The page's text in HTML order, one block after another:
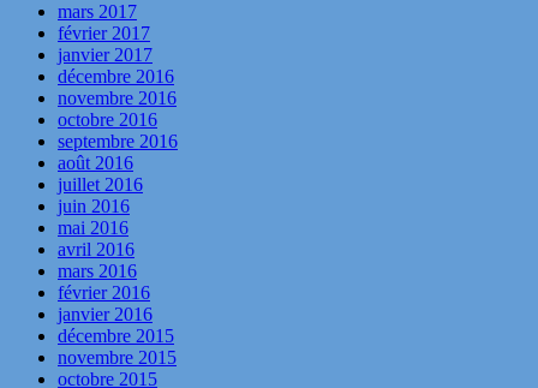
mars 2017
février 2017
janvier 2017
décembre 2016
novembre 2016
octobre 2016
septembre 2016
août 2016
juillet 2016
juin 2016
mai 2016
avril 2016
mars 2016
février 2016
janvier 2016
décembre 2015
novembre 2015
octobre 2015